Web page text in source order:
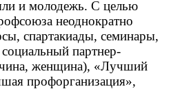
и молодежь. С целью
неоднократно
спартакиады, семинары,
партнер-
женщина), «Лучший
профорганизация»,